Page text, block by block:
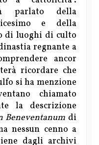
parlato della
e della
di luoghi di culto
regnante a
ancor
ricordare che
si ha menzione
chiamato
la descrizione
Beneventanum di
nessun cenno a
dagli archivi